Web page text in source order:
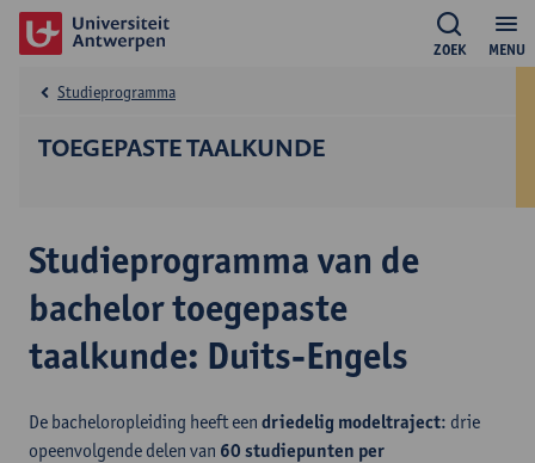
MENU
ZOEK
TOEGEPASTE TAALKUNDE
Studieprogramma
Studieprogramma van de
bachelor toegepaste
taalkunde: Duits-Engels
De bacheloropleiding heeft een driedelig modeltraject: drie
opeenvolgende delen van 60 studiepunten per